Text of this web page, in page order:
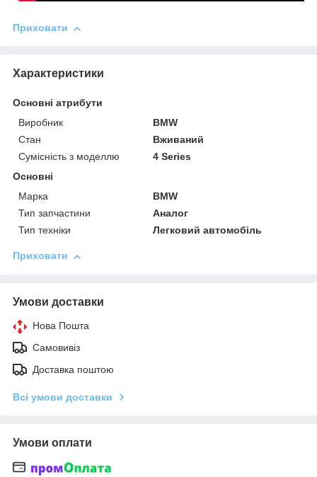
Приховати
Характеристики
Основні атрибути
Виробник
BMW
Стан
Вживаний
Сумісність з моделлю
4 Series
Основні
Марка
BMW
Тип запчастини
Аналог
Тип техніки
Легковий автомобіль
Приховати
Умови доставки
Нова Пошта
Самовивіз
Доставка поштою
Всі умови доставки
Умови оплати